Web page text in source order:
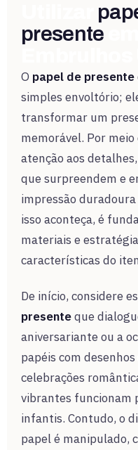
presente
O papel de presente
simples envoltório;
transformar um
memorável. Por
atenção aos
que surpreendem e
impressão
isso aconteça, é
materiais e
características do
De início, considere
presenteque
aniversariante ou a
papéis com
celebrações
vibrantes funcionam
infantis. Contudo, o
papel é manipulado,